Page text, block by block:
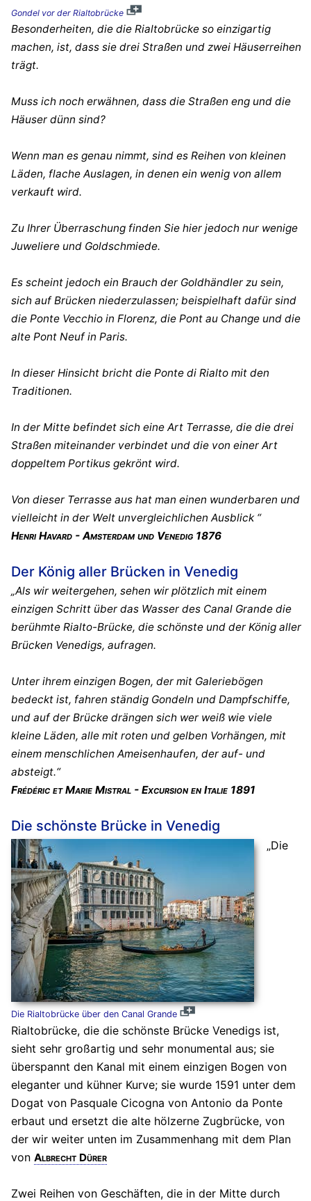
Gondel vor der Rialtobrücke
Besonderheiten, die die Rialtobrücke so einzigartig
machen, ist, dass sie drei Straßen und zwei Häuserreihen
trägt.
Muss ich noch erwähnen, dass die Straßen eng und die
Häuser dünn sind?
Wenn man es genau nimmt, sind es Reihen von kleinen
Läden, flache Auslagen, in denen ein wenig von allem
verkauft wird.
Zu Ihrer Überraschung finden Sie hier jedoch nur wenige
Juweliere und Goldschmiede.
Es scheint jedoch ein Brauch der Goldhändler zu sein,
sich auf Brücken niederzulassen; beispielhaft dafür sind
die Ponte Vecchio in Florenz, die Pont au Change und die
alte Pont Neuf in Paris.
In dieser Hinsicht bricht die Ponte di Rialto mit den
Traditionen.
In der Mitte befindet sich eine Art Terrasse, die die drei
Straßen miteinander verbindet und die von einer Art
doppeltem Portikus gekrönt wird.
Von dieser Terrasse aus hat man einen wunderbaren und
vielleicht in der Welt unvergleichlichen Ausblick “
Henri Havard - Amsterdam und Venedig 1876
Der König aller Brücken in Venedig
„Als wir weitergehen, sehen wir plötzlich mit einem
einzigen Schritt über das Wasser des Canal Grande die
berühmte Rialto-Brücke, die schönste und der König aller
Brücken Venedigs, aufragen.
Unter ihrem einzigen Bogen, der mit Galeriebögen
bedeckt ist, fahren ständig Gondeln und Dampfschiffe,
und auf der Brücke drängen sich wer weiß wie viele
kleine Läden, alle mit roten und gelben Vorhängen, mit
einem menschlichen Ameisenhaufen, der auf- und
absteigt.“
Frédéric et Marie Mistral - Excursion en Italie 1891
Die schönste Brücke in Venedig
Die Rialtobrücke über den Canal Grande
„Die
Rialtobrücke, die die schönste Brücke Venedigs ist,
sieht sehr großartig und sehr monumental aus; sie
überspannt den Kanal mit einem einzigen Bogen von
eleganter und kühner Kurve; sie wurde 1591 unter dem
Dogat von Pasquale Cicogna von Antonio da Ponte
erbaut und ersetzt die alte hölzerne Zugbrücke, von
der wir weiter unten im Zusammenhang mit dem Plan
von Albrecht Dürer
Zwei Reihen von Geschäften, die in der Mitte durch